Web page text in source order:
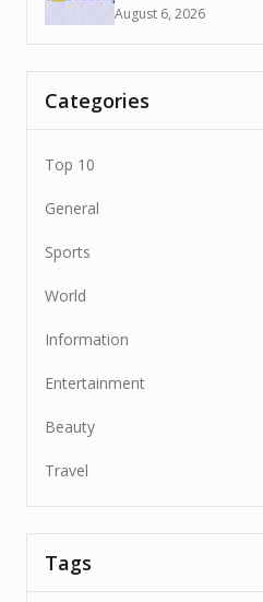
August 6, 2026
Categories
Top 10
General
Sports
World
Information
Entertainment
Beauty
Travel
Tags